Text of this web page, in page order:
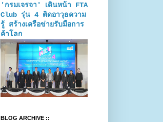
'กรมเจรจา' เดินหน้า FTA
Club รุ่น 4 ติดอาวุธความ
รู้ สร้างเครือข่ายรับมือการ
ค้าโลก
BLOG ARCHIVE ::